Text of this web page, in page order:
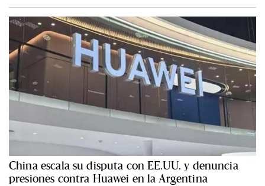
China escala su disputa con EE.UU. y denuncia
presiones contra Huawei en la Argentina